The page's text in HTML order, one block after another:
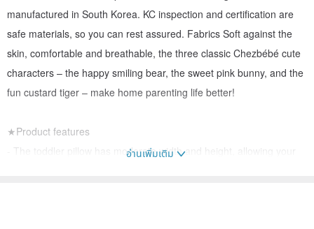
manufactured in South Korea. KC inspection and certification are
safe materials, so you can rest assured. Fabrics Soft against the
skin, comfortable and breathable, the three classic Chezbébé cute
characters – the happy smiling bear, the sweet pink bunny, and the
fun custard tiger – make home parenting life better!
★Product features
- The toddler pillow has moderate width and height, allowing your
อ่านเพิ่มเติม